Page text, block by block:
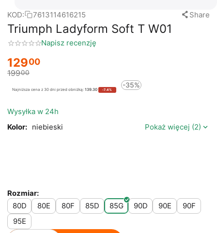
KOD: 7613114616215 Share
Triumph Ladyform Soft T W01
Napisz recenzję
12900
19900
Najniższa cena z 30 dni przed obniżką: 139.30 -7.4%
-35%
Wysyłka w 24h
Kolor: niebieski Pokaż więcej (2)
Rozmiar:
80D
80E 80F 85D 85G 90D 90E
90F
95E